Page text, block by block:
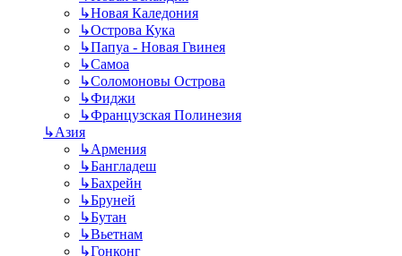
↳Новая Каледония
↳Острова Кука
↳Папуа - Новая Гвинея
↳Самоа
↳Соломоновы Острова
↳Фиджи
↳Французская Полинезия
↳Азия
↳Армения
↳Бангладеш
↳Бахрейн
↳Бруней
↳Бутан
↳Вьетнам
↳Гонконг